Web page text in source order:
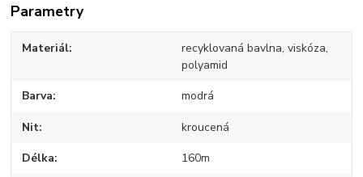
Parametry
Materiál
recyklovaná bavlna, viskóza,
polyamid
Barva modrá
Nit kroucená
Délka 160m